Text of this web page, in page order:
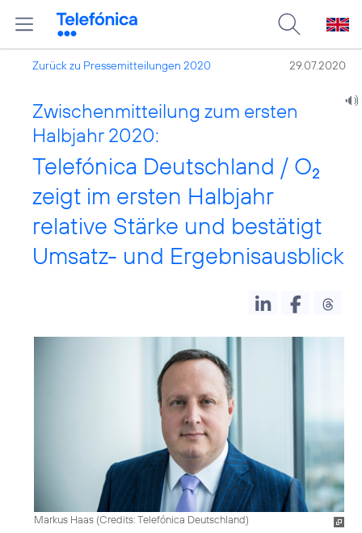
Zurück zu Pressemitteilungen 2020 29.07.2020
Zwischenmitteilung zum ersten
Halbjahr 2020:
Telefónica Deutschland / O2
zeigt im ersten Halbjahr
relative Stärke und bestätigt
Umsatz- und Ergebnisausblick
Markus Haas (Credits: Telefónica Deutschland)